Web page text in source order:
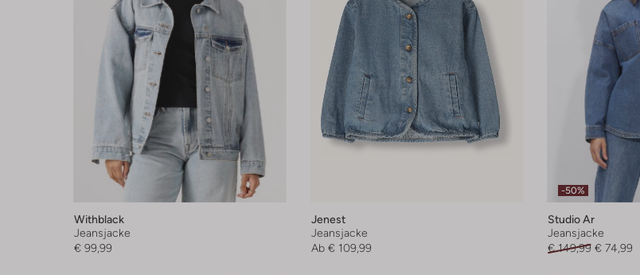
Withblack
Jeansjacke
€ 99,99
Jenest
Jeansjacke
Ab € 109,99
-50%
Studio Ar
Jeansjacke
€ 149,99 € 74,99